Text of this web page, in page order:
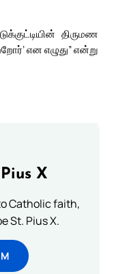
திருமண
என எழுது” என்று
X
Catholic faith,
St. Pius X.